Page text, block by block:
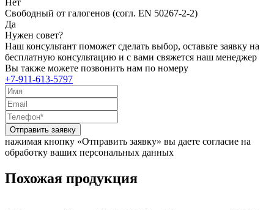
Свободный от галогенов (согл. EN 50267-2-2)
Да
Нужен совет?
Наш консультант поможет сделать выбор, оставьте заявку на
бесплатную консультацию и с вами свяжется наш менеджер
Вы также можете позвонить нам по номеру
+7-911-613-5797
Отправить заявку
нажимая кнопку «Отправить заявку» вы даете согласие на
обработку ваших персональных данных
Похожая продукция